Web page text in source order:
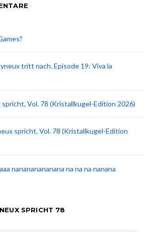
tritt nach. Episode 19: Viva la
spricht, Vol. 78 (Kristallkugel-Edition 2026)
spricht, Vol. 78 (Kristallkugel-Edition
nanananananana na na na nanana
SPRICHT 78